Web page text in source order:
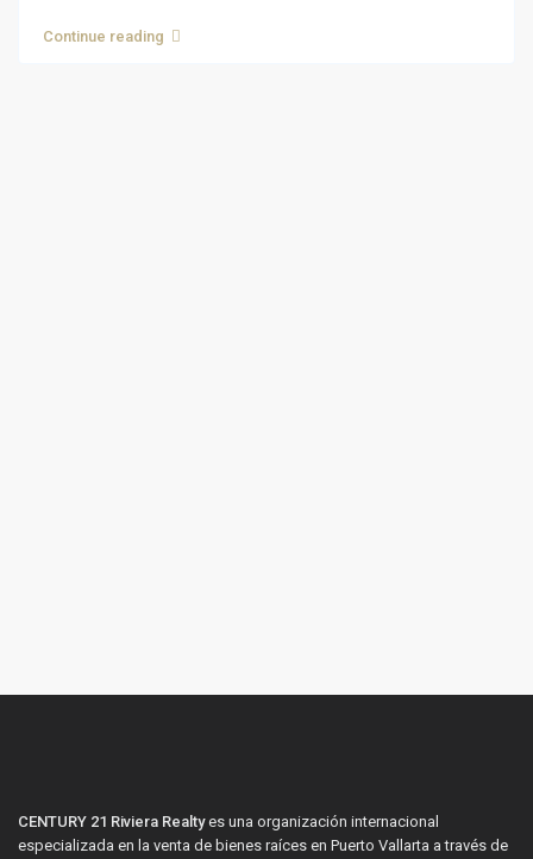
Continue reading
CENTURY 21 Riviera Realtyes una organización internacional
especializada en la venta de bienes raíces en Puerto Vallarta a través de